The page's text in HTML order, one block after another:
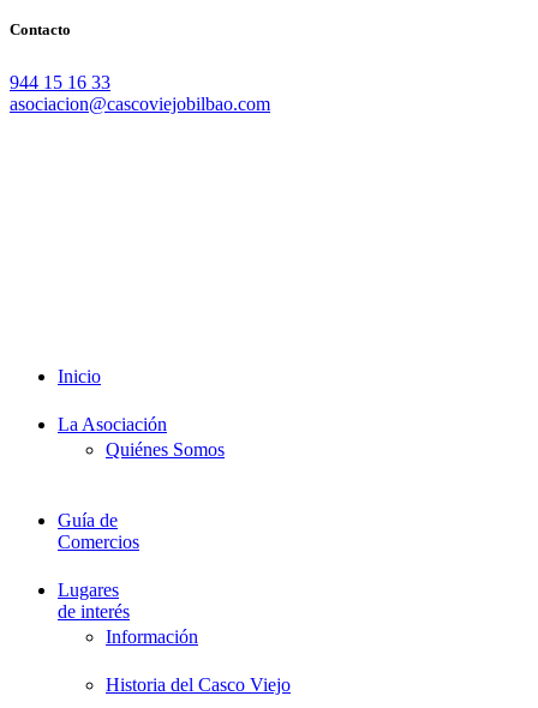
Contacto
944 15 16 33
asociacion@cascoviejobilbao.com
Inicio
La Asociación
Quiénes Somos
Guía de
Comercios
Lugares
de interés
Información
Historia del Casco Viejo